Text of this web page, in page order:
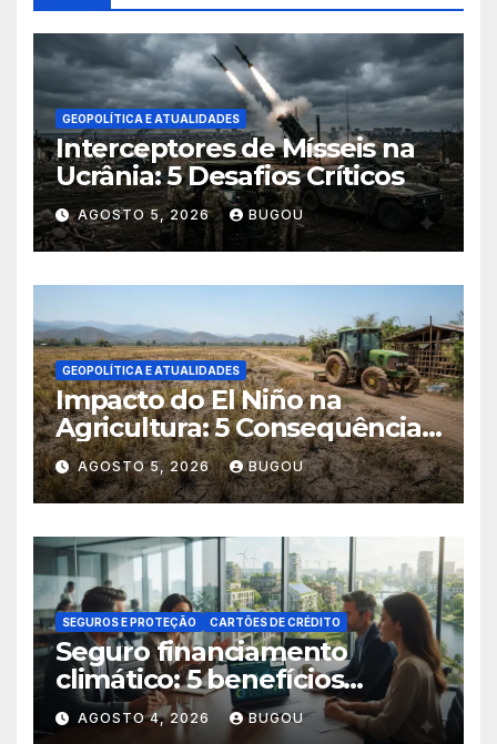
GEOPOLÍTICA E ATUALIDADES
Interceptores de Mísseis na
Ucrânia: 5 Desafios Críticos
AGOSTO 5, 2026 BUGOU
GEOPOLÍTICA E ATUALIDADES
Impacto do El Niño na
Agricultura: 5 Consequências
Críticas
AGOSTO 5, 2026 BUGOU
SEGUROS E PROTEÇÃO CARTÕES DE CRÉDITO
Seguro financiamento
climático: 5 benefícios
essenciais
AGOSTO 4, 2026 BUGOU